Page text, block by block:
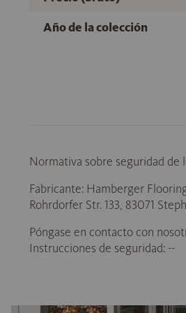
Año de la colección
Normativa sobre seguridad de
Fabricante: Hamberger
Rohrdorfer Str. 133, 83071
Póngase en contacto con
Instrucciones de seguridad: --